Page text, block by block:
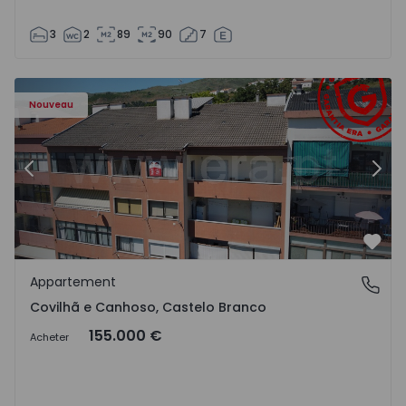
3 2 89 90 7
Nouveau
- 18
Appartement T2 Covilhã, Covilhã e Canhoso - 1497806 -
Précédent
Covilhã e Canhoso, Castelo Branco
Appartement
Covilhã e Canhoso, Castelo Branco
Acheter 155.000 €